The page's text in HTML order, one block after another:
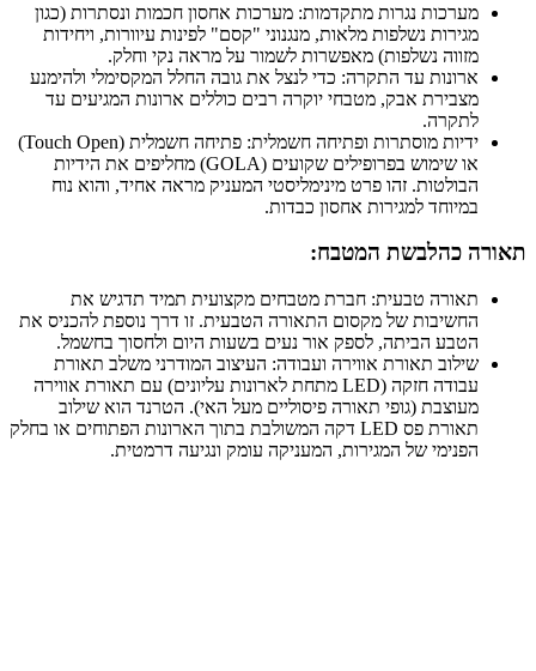
מערכות נגרות מתקדמות: מערכות אחסון חכמות ונסתרות (כגון
מגירות נשלפות מלאות, מנגנוני "קסם" לפינות עיוורות, ויחידות
מזווה נשלפות) מאפשרות לשמור על מראה נקי וחלק.
ארונות עד התקרה: כדי לנצל את גובה החלל המקסימלי ולהימנע
מצבירת אבק, מטבחי יוקרה רבים כוללים ארונות המגיעים עד
לתקרה.
ידיות מוסתרות ופתיחה חשמלית: פתיחה חשמלית (Touch Open)
או שימוש בפרופילים שקועים (GOLA) מחליפים את הידיות
הבולטות. זהו פרט מינימליסטי המעניק מראה אחיד, והוא נוח
במיוחד למגירות אחסון כבדות.
תאורה כהלבשת המטבח:
תאורה טבעית: חברת מטבחים מקצועית תמיד תדגיש את
החשיבות של מקסום התאורה הטבעית. זו דרך נוספת להכניס את
הטבע הביתה, לספק אור נעים בשעות היום ולחסוך בחשמל.
שילוב תאורת אווירה ועבודה: העיצוב המודרני משלב תאורת
עבודה חזקה (LED מתחת לארונות עליונים) עם תאורת אווירה
מעוצבת (גופי תאורה פיסוליים מעל האי). הטרנד הוא שילוב
תאורת פס LED דקה המשולבת בתוך הארונות הפתוחים או בחלק
הפנימי של המגירות, המעניקה עומק ונגיעה דרמטית.